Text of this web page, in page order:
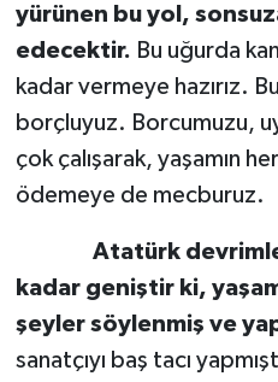
yürünen bu yol,
edecektir. Bu uğurda
kadar vermeye hazırız.
borçluyuz. Borcumuzu,
çok çalışarak, yaşamın
ödemeye de mecburuz.
Atatürk
kadar geniştir ki,
şeyler söylenmiş ve
sanatçıyı baş tacı